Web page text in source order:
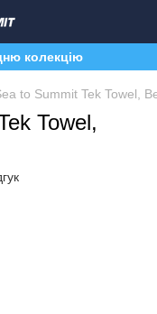
колекцію
to Summit Tek Towel,
Towel,